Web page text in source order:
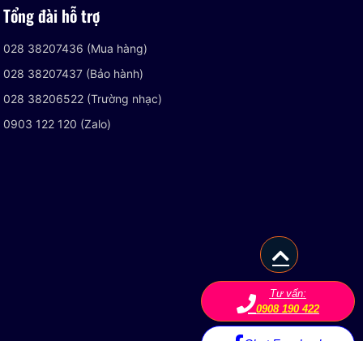
Tư vấn:
0908 190 422
Tổng đài hỗ trợ
028 38207436 (Mua hàng)
028 38207437 (Bảo hành)
028 38206522 (Trường nhạc)
0903 122 120 (Zalo)